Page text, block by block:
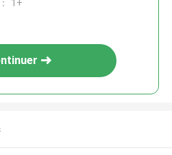
for Industrial Automation
1+